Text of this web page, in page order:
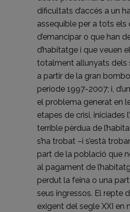
dificultats d’accés a un
assequible per a tots els
d’emancipar o que han
d’habitatge i que veuen
totalment allunyats dels
a partir de la gran
període 1997-2007; i,
el problema generat en
etapes de crisi, iniciades
terrible pèrdua de
s’ha trobat –i s’està
part de la població que
al pagament de
perdut la feina o una
seus ingressos. El repte
exigent del segle XXI en